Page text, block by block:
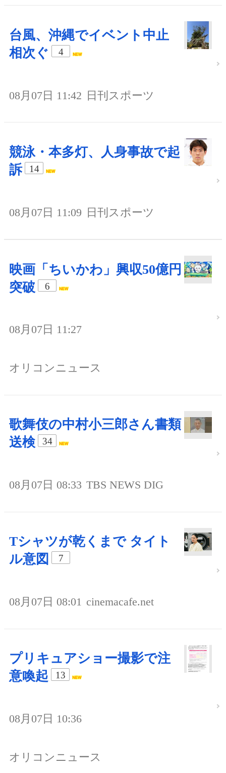
台風、沖縄でイベント中止
相次ぐ
4
08月07日 11:42 日刊スポーツ
競泳・本多灯、人身事故で起
訴
14
08月07日 11:09 日刊スポーツ
映画「ちいかわ」興収50億円
突破
6
08月07日 11:27
オリコンニュース
歌舞伎の中村小三郎さん書類
送検
34
08月07日 08:33 TBS NEWS DIG
Tシャツが乾くまで タイト
ル意図
7
08月07日 08:01 cinemacafe.net
プリキュアショー撮影で注
意喚起
13
08月07日 10:36
オリコンニュース